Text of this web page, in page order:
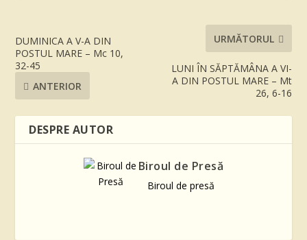
DUMINICA A V-A DIN
POSTUL MARE – Mc 10,
32-45
ANTERIOR
URMĂTORUL
LUNI ÎN SĂPTĂMÂNA A VI-
A DIN POSTUL MARE – Mt
26, 6-16
DESPRE AUTOR
Biroul de Presă
Biroul de presă